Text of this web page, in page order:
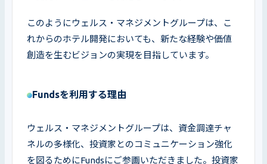
このようにウェルス・マネジメントグループは、こ
れからのホテル開発においても、新たな経験や価値
創造を生むビジョンの実現を目指しています。
Fundsを利用する理由
ウェルス・マネジメントグループは、資金調達チャ
ネルの多様化、投資家とのコミュニケーション強化
を図るためにFundsにご参画いただきました。投資家